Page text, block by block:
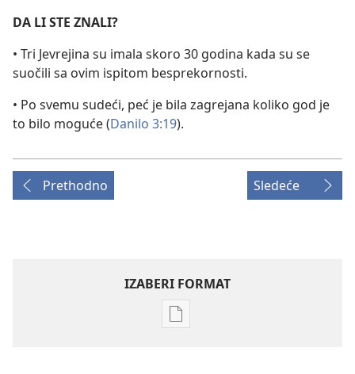
DA LI STE ZNALI?
• Tri Jevrejina su imala skoro 30 godina kada su se
suočili sa ovim ispitom besprekornosti.
• Po svemu sudeći, peć je bila zagrejana koliko god je
to bilo moguće (Danilo 3:19).
Prethodno Sledeće
IZABERI FORMAT
Formati